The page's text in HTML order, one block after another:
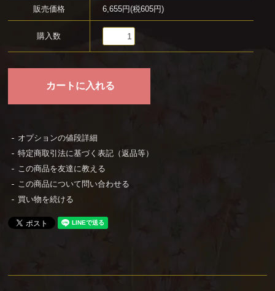
販売価格 6,655円(税605円)
購入数
オプションの値段詳細
特定商取引法に基づく表記（返品等）
この商品を友達に教える
この商品について問い合わせる
買い物を続ける